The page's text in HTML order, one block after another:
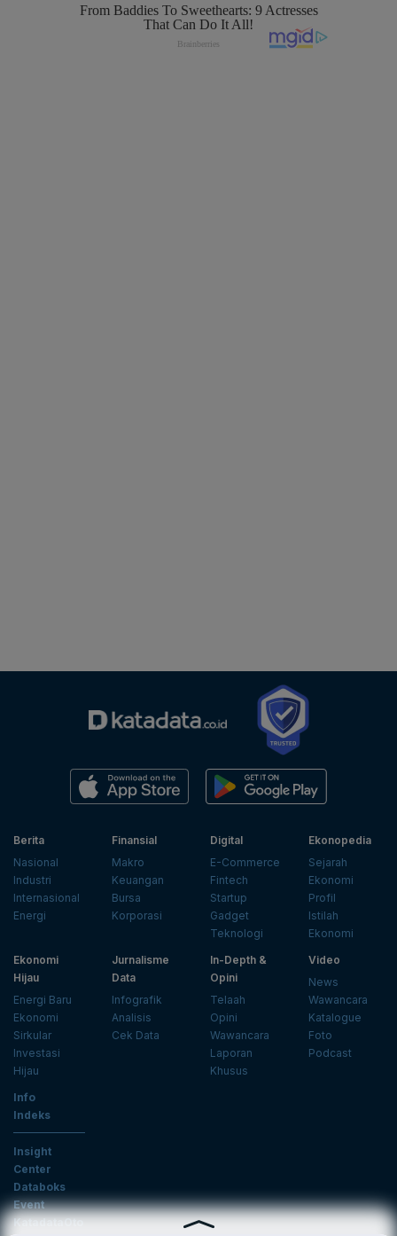
Berita
Nasional
Industri
Internasional
Energi
Finansial
Makro
Keuangan
Bursa
Korporasi
Digital
E-Commerce
Fintech
Startup
Gadget
Teknologi
Ekonopedia
Sejarah
Ekonomi
Profil
Istilah
Ekonomi
Ekonomi
Hijau
Energi Baru
Ekonomi
Sirkular
Investasi
Hijau
Jurnalisme
Data
Infografik
Analisis
Cek Data
In-Depth &
Opini
Telaah
Opini
Wawancara
Laporan
Khusus
Video
News
Wawancara
Katalogue
Foto
Podcast
Info
Indeks
Insight
Center
Databoks
Event
KatadataOto